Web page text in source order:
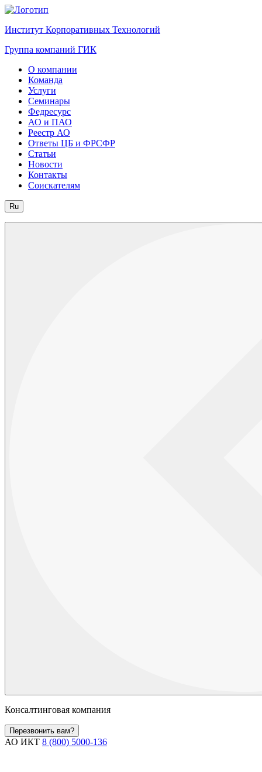
Институт Корпоративных Технологий
Группа компаний ГИК
О компании
Команда
Услуги
Семинары
Федресурс
АО и ПАО
Реестр АО
Ответы ЦБ и ФРСФР
Статьи
Новости
Контакты
Соискателям
Ru
Консалтинговая компания
Перезвонить вам?
АО ИКТ 8 (800) 5000-136